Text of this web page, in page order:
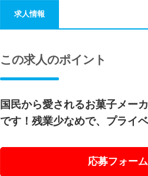
求人情報
この求人のポイント
国民から愛されるお菓子メー
です！残業少なめで、プライ
応募フォー